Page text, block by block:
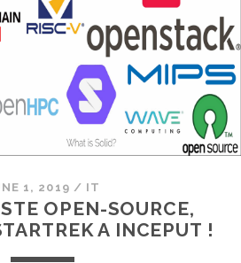
1, 2019 / IT
OPEN-SOURCE,
A INCEPUT !